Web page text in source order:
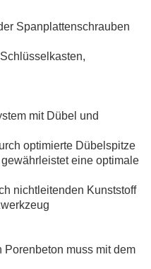
Spanplattenschrauben
mit Dübel und
optimierte Dübelspitze
eine optimale
nichtleitenden Kunststoff
Porenbeton muss mit dem